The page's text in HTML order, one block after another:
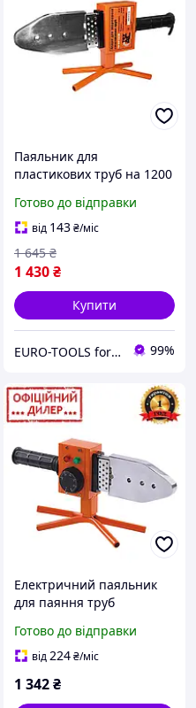
Паяльник для
пластикових труб на 1200
ма насадками в кейсі
Готово до відправки
від 143₴/міс
1 430₴
1 645 ₴
Купити
EURO-TOOLS for HOME 99%
Електричний паяльник
для паяння труб
TA-WP1200 (1200 Вт, 50-
300 °C, кейс)
Готово до відправки
від224₴/міс
1 342₴